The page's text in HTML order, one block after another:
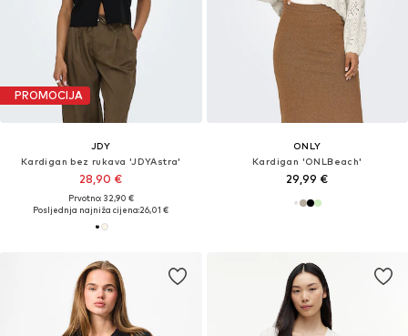
PROMOCIJA
JDY
Kardigan bez rukava 'JDYAstra'
28,90 €
Prvotno: 32,90 €
Posljednja najniža cijena:26,01 €
ONLY
Kardigan 'ONLBeach'
29,99 €